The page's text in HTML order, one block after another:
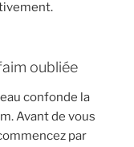
oubliée
confonde la
Avant de vous
par